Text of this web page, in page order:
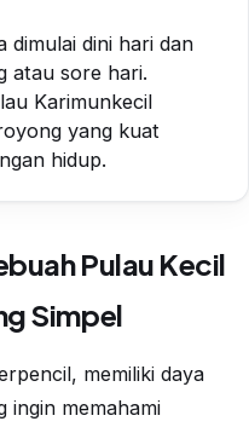
dimulai dini hari dan
atau sore hari.
Karimunkecil
yang kuat
hidup.
Pulau Kecil
Simpel
memiliki daya
ingin memahami